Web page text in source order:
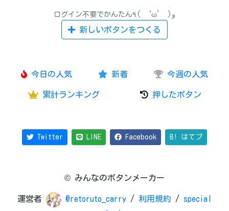
ログイン不要でかんたん٩( ‘ω’ )و
新しいボタンをつくる
今日の人気 新着 今週の人気
累計ランキング 押したボタン
Twitter LINE Facebook B! はてブ
© みんなのボタンメーカー
運営者 @retoruto_carry / 利用規約 / special